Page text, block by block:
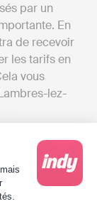
:
par un
En
de recevoir
les tarifs en
vous
lez-
aller
d’euros en
besoins